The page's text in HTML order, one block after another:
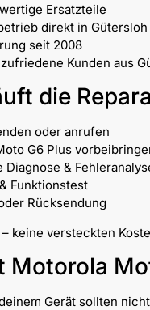
Ersatzteile
direkt in Gütersloh
seit 2008
Kunden aus
die
oder anrufen
G6 Plus
Diagnose &
Funktionstest
Rücksendung
keine versteckten
Motorola
Gerät sollten